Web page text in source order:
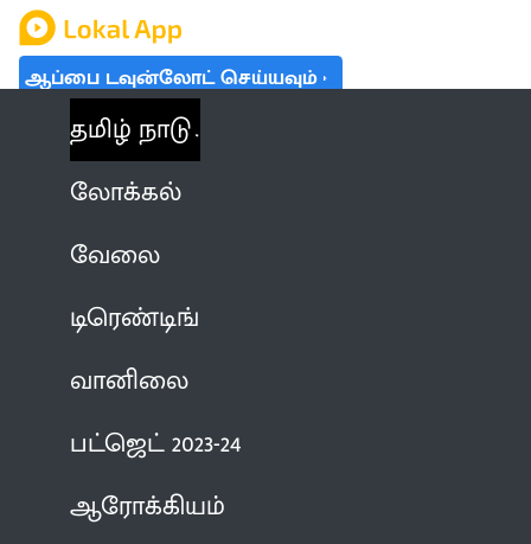
ஆப்பை டவுன்லோட் செய்யவும்
தமிழ் நாடு
லோக்கல்
வேலை
டிரெண்டிங்
வானிலை
பட்ஜெட் 2023-24
ஆரோக்கியம்